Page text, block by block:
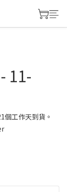
11-
個工作天到貨。